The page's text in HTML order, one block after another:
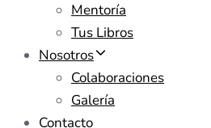
Mentoría
Tus Libros
Nosotros
Colaboraciones
Galería
Contacto